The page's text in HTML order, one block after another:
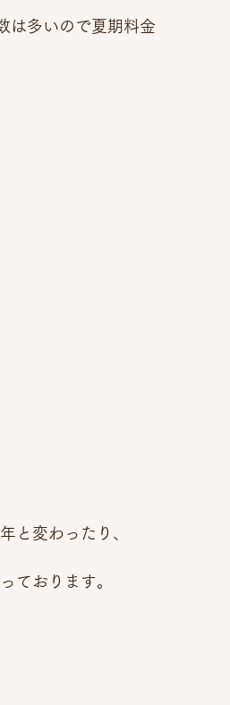
は多いので夏期料金
と変わったり、
ております。